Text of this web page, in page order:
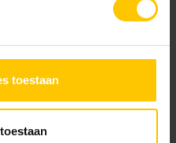
toestaan
dan metselen
tuin, maar zie je op
onze speciale MBI